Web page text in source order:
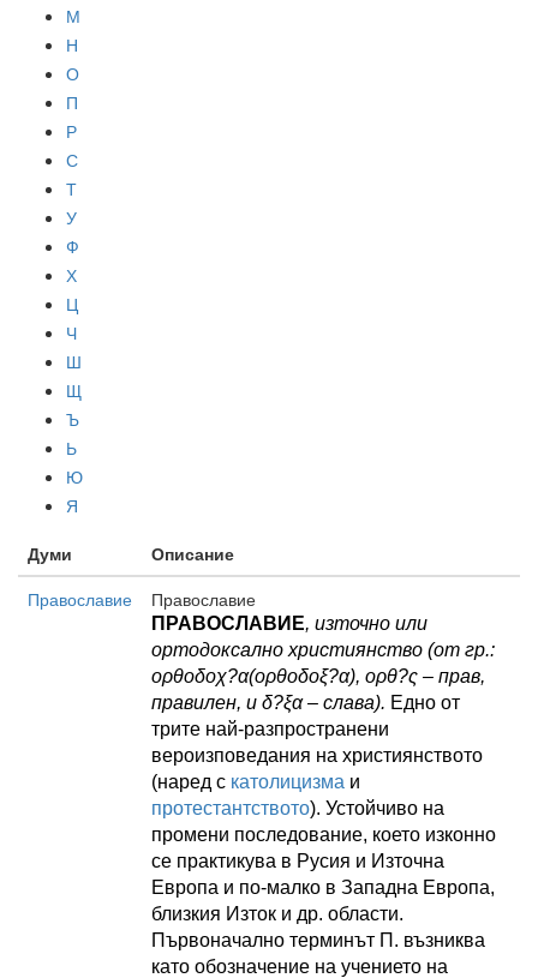
М
Н
О
П
Р
С
Т
У
Ф
Х
Ц
Ч
Ш
Щ
Ъ
Ь
Ю
Я
Думи
Описание
Православие
Православие
ПРАВОСЛАВИЕ, източно или
ортодоксално християнство (от гр.:
ορθοδοχ?α(ορθοδοξ?α), oρθ?ς – прав,
правилен, и δ?ξα – слава). Едно от
трите най-разпространени
вероизповедания на християнството
(наред с католицизма и
протестантството). Устойчиво на
промени последование, което изконно
се практикува в Русия и Източна
Европа и по-малко в Западна Европа,
близкия Изток и др. области.
Първоначално терминът П. възниква
като обозначение на учението на